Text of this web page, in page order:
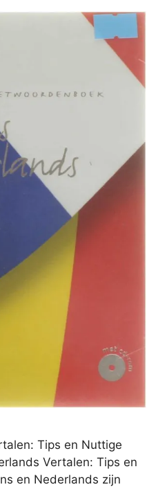
Tips en Nuttige
Vertalen: Tips en
en Nederlands zijn